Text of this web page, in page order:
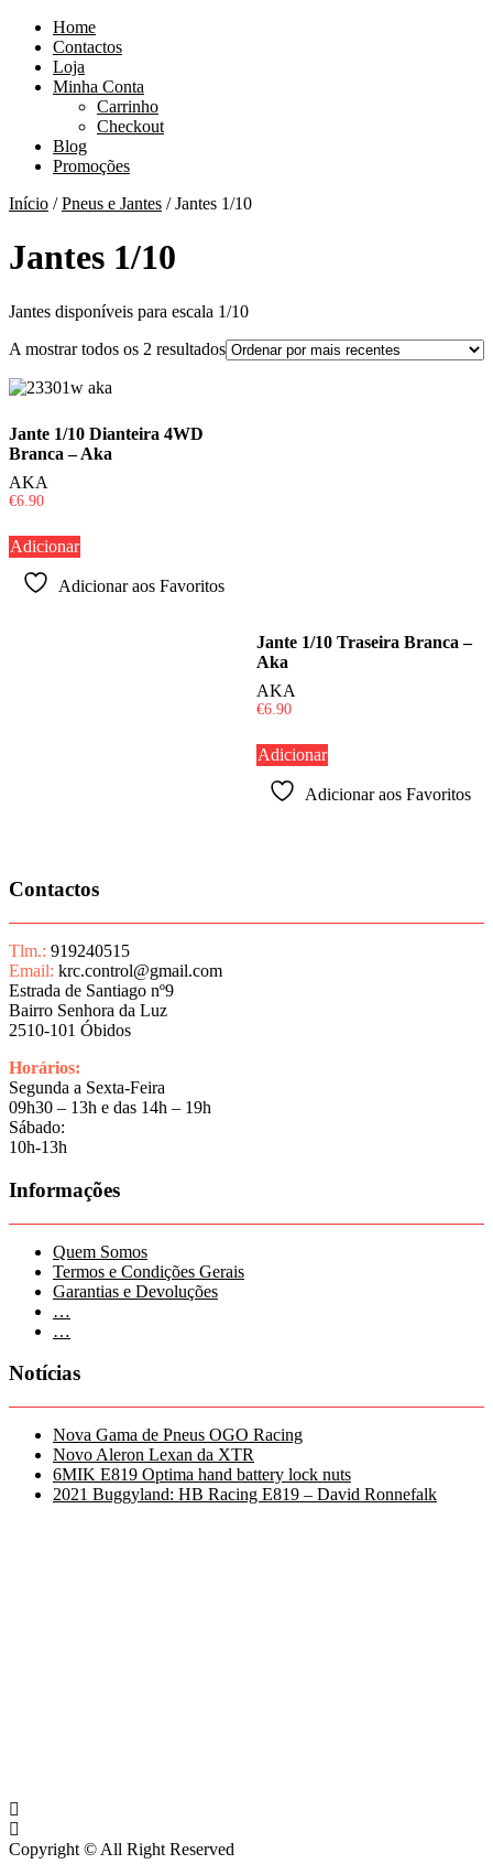
Home
Contactos
Loja
Minha Conta
Carrinho
Checkout
Blog
Promoções
Início /Pneus e Jantes / Jantes 1/10
Jantes 1/10
Jantes disponíveis para escala 1/10
A mostrar todos os 2 resultadosOrdenado
Jante 1/10 Dianteira 4WD
Branca – Aka
AKA
€6.90
Adicionar
Adicionar aos Favoritos
Jante 1/10 Traseira Branca –
Aka
AKA
€6.90
Adicionar
Adicionar aos Favoritos
Contactos
Tlm.: 919240515
Email: krc.control@gmail.com
Estrada de Santiago nº9
Bairro Senhora da Luz
2510-101 Óbidos
Horários:
Segunda a Sexta-Feira
09h30 – 13h e das 14h – 19h
Sábado:
10h-13h
Informações
Quem Somos
Termos e Condições Gerais
Garantias e Devoluções
…
…
Notícias
Nova Gama de Pneus OGO Racing
Novo Aleron Lexan da XTR
6MIK E819 Optima hand battery lock nuts
2021 Buggyland: HB Racing E819 – David Ronnefalk
Copyright © All Right Reserved